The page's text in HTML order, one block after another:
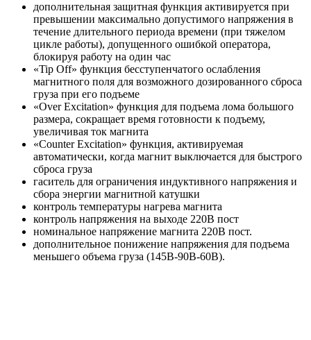
дополнительная защитная функция активируется при
превышении максимально допустимого напряжения в
течение длительного периода времени (при тяжелом
цикле работы), допущенного ошибкой оператора,
блокируя работу на один час
«Tip Off» функция бесступенчатого ослабления
магнитного поля для возможного дозированного сброса
груза при его подъеме
«Over Excitation» функция для подъема лома большого
размера, сокращает время готовности к подъему,
увеличивая ток магнита
«Counter Excitation» функция, активируемая
автоматически, когда магнит выключается для быстрого
сброса груза
гаситель для ограничения индуктивного напряжения и
сбора энергии магнитной катушки
контроль температуры нагрева магнита
контроль напряжения на выходе 220В пост
номинальное напряжение магнита 220В пост.
дополнительное понижение напряжения для подъема
меньшего объема груза (145В-90В-60В).